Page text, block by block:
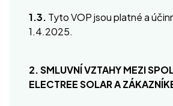
1.3. Tyto VOP jsou platné a
1.4.2025.
2. SMLUVNÍ VZTAHY MEZI
ELECTREE SOLAR A